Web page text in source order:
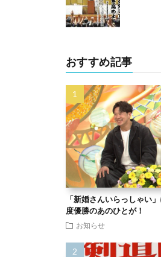
おすすめ記事
「新婚さんいらっしゃい
度優勝のあのひとが！
お知らせ